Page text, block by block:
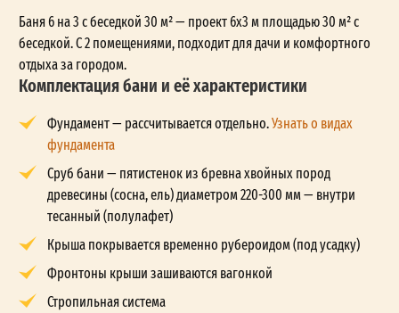
Баня 6 на 3 с беседкой 30 м² — проект 6x3 м площадью 30 м² с
беседкой. С 2 помещениями, подходит для дачи и комфортного
отдыха за городом.
Комплектация бани и её характеристики
Фундамент — рассчитывается отдельно.Узнать о видах
фундамента
Сруб бани — пятистенок из бревна хвойных пород
древесины (сосна, ель) диаметром 220-300 мм — внутри
тесанный (полулафет)
Крыша покрывается временно рубероидом (под усадку)
Фронтоны крыши зашиваются вагонкой
Стропильная система